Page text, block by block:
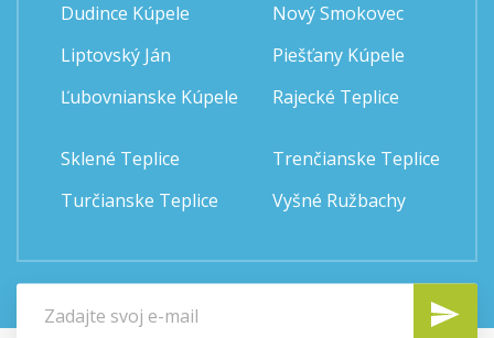
Dudince Kúpele
Liptovský Ján
Ľubovnianske Kúpele
Nový Smokovec
Piešťany Kúpele
Rajecké Teplice
Sklené Teplice
Turčianske Teplice
Trenčianske Teplice
Vyšné Ružbachy